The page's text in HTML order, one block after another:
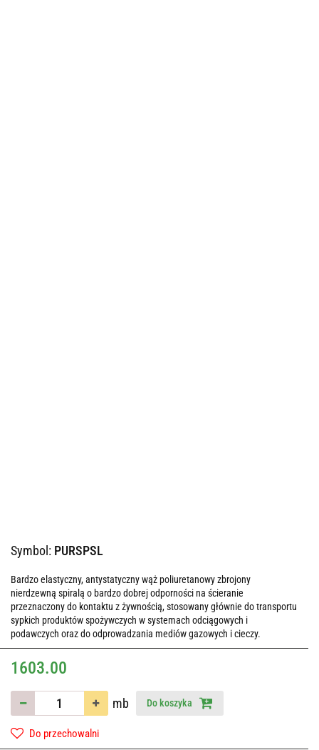
Symbol: PURSPSL
Bardzo elastyczny, antystatyczny wąż poliuretanowy zbrojony
nierdzewną spiralą o bardzo dobrej odporności na ścieranie
przeznaczony do kontaktu z żywnością, stosowany głównie do transportu
sypkich produktów spożywczych w systemach odciągowych i
podawczych oraz do odprowadzania mediów gazowych i cieczy.
1603.00
mb Do koszyka
Do przechowalni